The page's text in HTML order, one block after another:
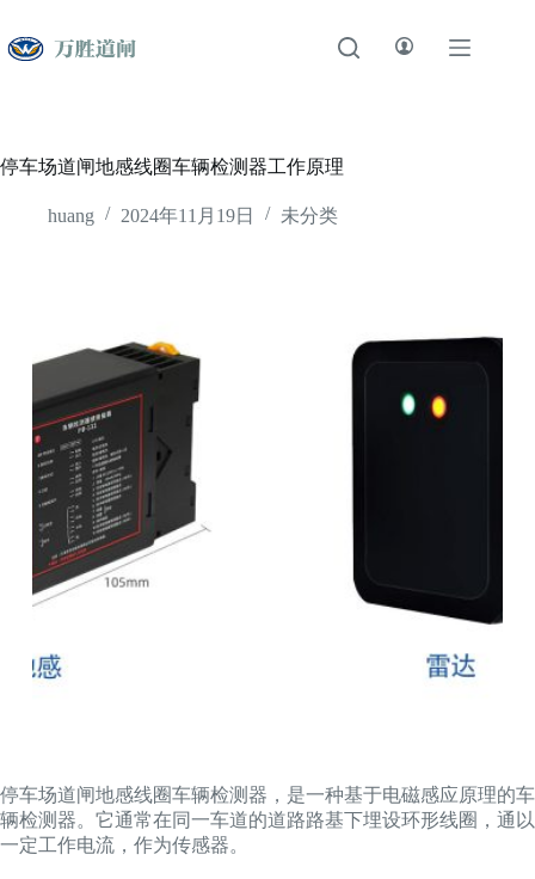
至
内
停车场道闸地感线圈车辆检测器工作原理
huang 2024年11月19日 未分类
停车场道闸地感线圈车辆检测器，是一种基于电磁感应原理的车
辆检测器。它通常在同一车道的道路路基下埋设环形线圈，通以
一定工作电流，作为传感器。